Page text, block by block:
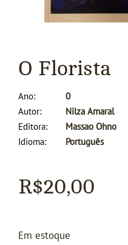
O Florista
Ano
0
Autor
Nilza Amaral
Editora
Massao Ohno
Idioma
Português
R$20,00
Em estoque